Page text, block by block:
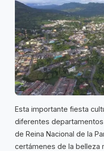
Esta importante fiesta
diferentes
de Reina Nacional de la
certámenes de la belleza